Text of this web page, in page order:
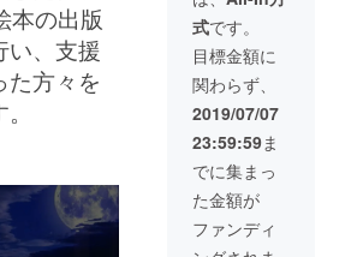
本の出版
い、支援
た方々を
ん、
ANKAZ
U、優し
い未来
より、
感謝を
込めて
お礼の
メール
もお送
り致し
ます。
※出版記
るまで
の作り
方付き)
・もえ
ちゃん
絵葉書
・優し
い未来
サイン
入り写
真集 ・
『ぼく
はぼろ
式です。
目標金額に
関わらず、
2019/07/07
23:59:59ま
でに集まっ
た金額が
ファンディ